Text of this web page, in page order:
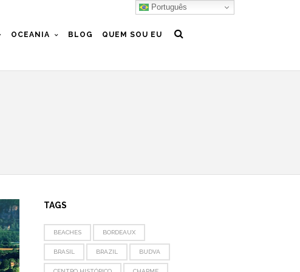
OCEANIA BLOG QUEM SOU EU
TAGS
BEACHES BORDEAUX
BRASIL BRAZIL BUDVA
Português